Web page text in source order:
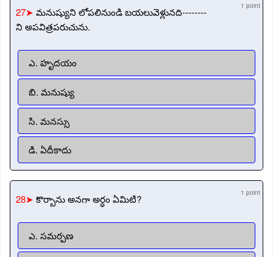
27➤ మనుష్యుని లోపలినుండి బయలువెళ్లునది--------
ని అపవిత్రపరుచును.
1 point
ఎ. హృదయం
బి. మనుష్యు
సి. మనస్సు
డి. ఏదీకాదు
28➤ కొర్బాను అనగా అర్ధం ఏమిటి? 1 point
ఎ. సమర్పణ